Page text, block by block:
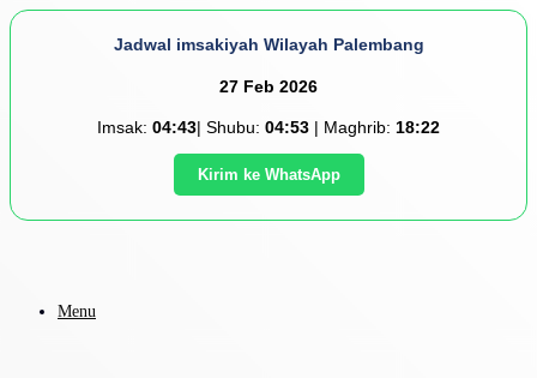
Jadwal imsakiyah Wilayah Palembang
27 Feb 2026
Imsak: 04:43| Shubu: 04:53 | Maghrib: 18:22
Kirim ke WhatsApp
Menu